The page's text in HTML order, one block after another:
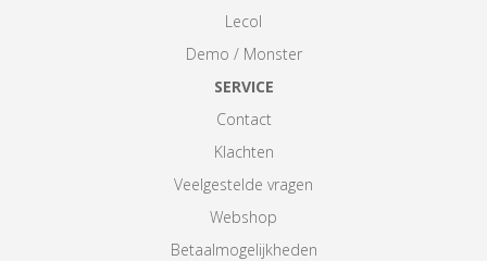
Lecol
Demo / Monster
SERVICE
Contact
Klachten
Veelgestelde vragen
Webshop
Betaalmogelijkheden